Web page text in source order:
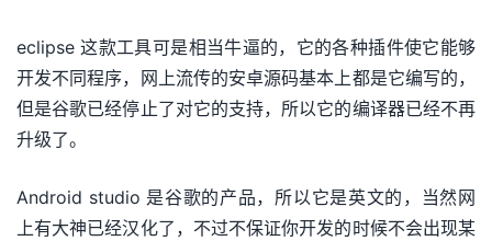
eclipse 这款工具可是相当牛逼的，它的各种插件使它能够
开发不同程序，网上流传的安卓源码基本上都是它编写的，
但是谷歌已经停止了对它的支持，所以它的编译器已经不再
升级了。
Android studio 是谷歌的产品，所以它是英文的，当然网
上有大神已经汉化了，不过不保证你开发的时候不会出现某